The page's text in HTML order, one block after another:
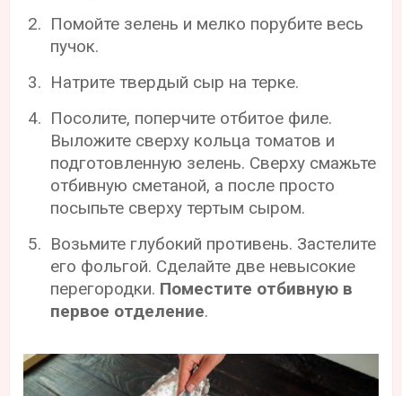
Помойте зелень и мелко порубите весь
пучок.
Натрите твердый сыр на терке.
Посолите, поперчите отбитое филе.
Выложите сверху кольца томатов и
подготовленную зелень. Сверху смажьте
отбивную сметаной, а после просто
посыпьте сверху тертым сыром.
Возьмите глубокий противень. Застелите
его фольгой. Сделайте две невысокие
перегородки. Поместите отбивную в
первое отделение.